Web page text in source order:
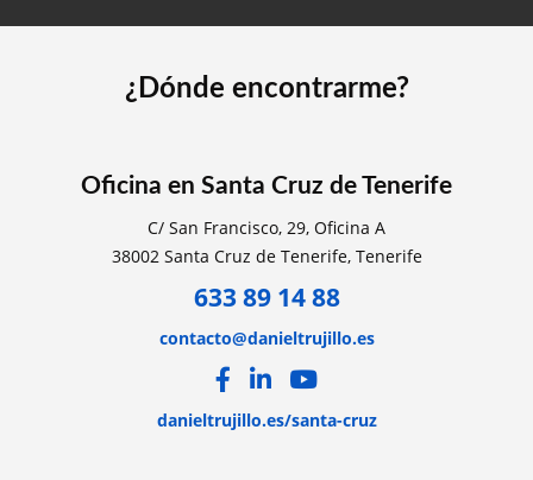
¿Dónde encontrarme?
Oficina en Santa Cruz de Tenerife
C/ San Francisco, 29, Oficina A
38002 Santa Cruz de Tenerife, Tenerife
633 89 14 88
contacto@danieltrujillo.es
danieltrujillo.es/santa-cruz